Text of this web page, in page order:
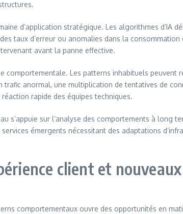
d’application stratégique. Les algorithmes
taux d’erreur ou anomalies dans la
avant la panne effective.
comportementale. Les patterns inhabituels
anormal, une multiplication de tentatives de
rapide des équipes techniques.
s’appuie sur l’analyse des comportements à long
émergents nécessitant des adaptations
client et
comportementaux ouvre des opportunités en